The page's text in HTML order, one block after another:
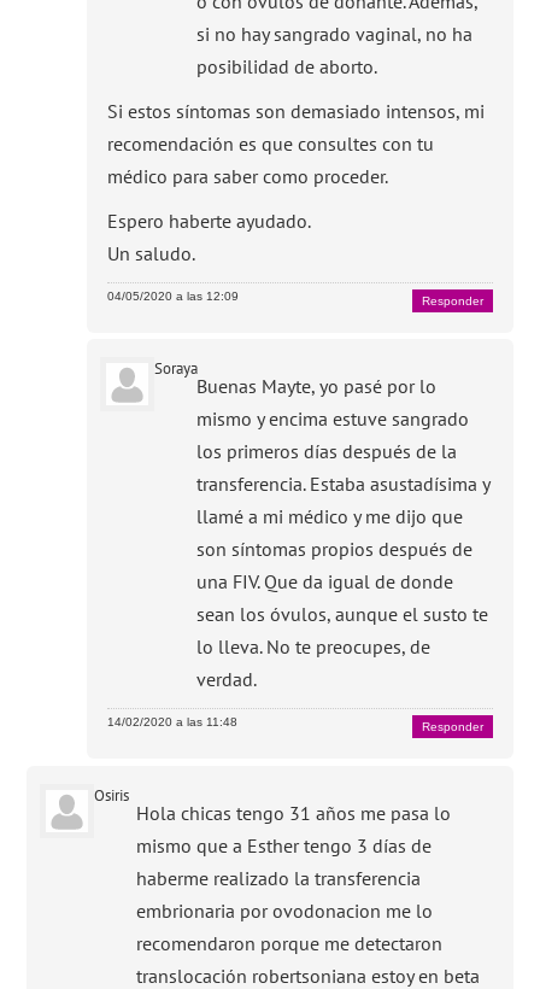
si no hay sangrado vaginal, no ha
posibilidad de aborto.
Si estos síntomas son demasiado intensos, mi
recomendación es que consultes con tu
médico para saber como proceder.
Espero haberte ayudado.
Un saludo.
04/05/2020 a las 12:09 Responder
Soraya
Buenas Mayte, yo pasé por lo
mismo y encima estuve sangrado
los primeros días después de la
transferencia. Estaba asustadísima y
llamé a mi médico y me dijo que
son síntomas propios después de
una FIV. Que da igual de donde
sean los óvulos, aunque el susto te
lo lleva. No te preocupes, de
verdad.
14/02/2020 a las 11:48 Responder
Osiris
Hola chicas tengo 31 años me pasa lo
mismo que a Esther tengo 3 días de
haberme realizado la transferencia
embrionaria por ovodonacion me lo
recomendaron porque me detectaron
translocación robertsoniana estoy en beta